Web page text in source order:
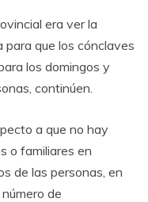
era ver la
que los cónclaves
los domingos y
continúen.
a que no hay
o familiares en
de las personas, en
de